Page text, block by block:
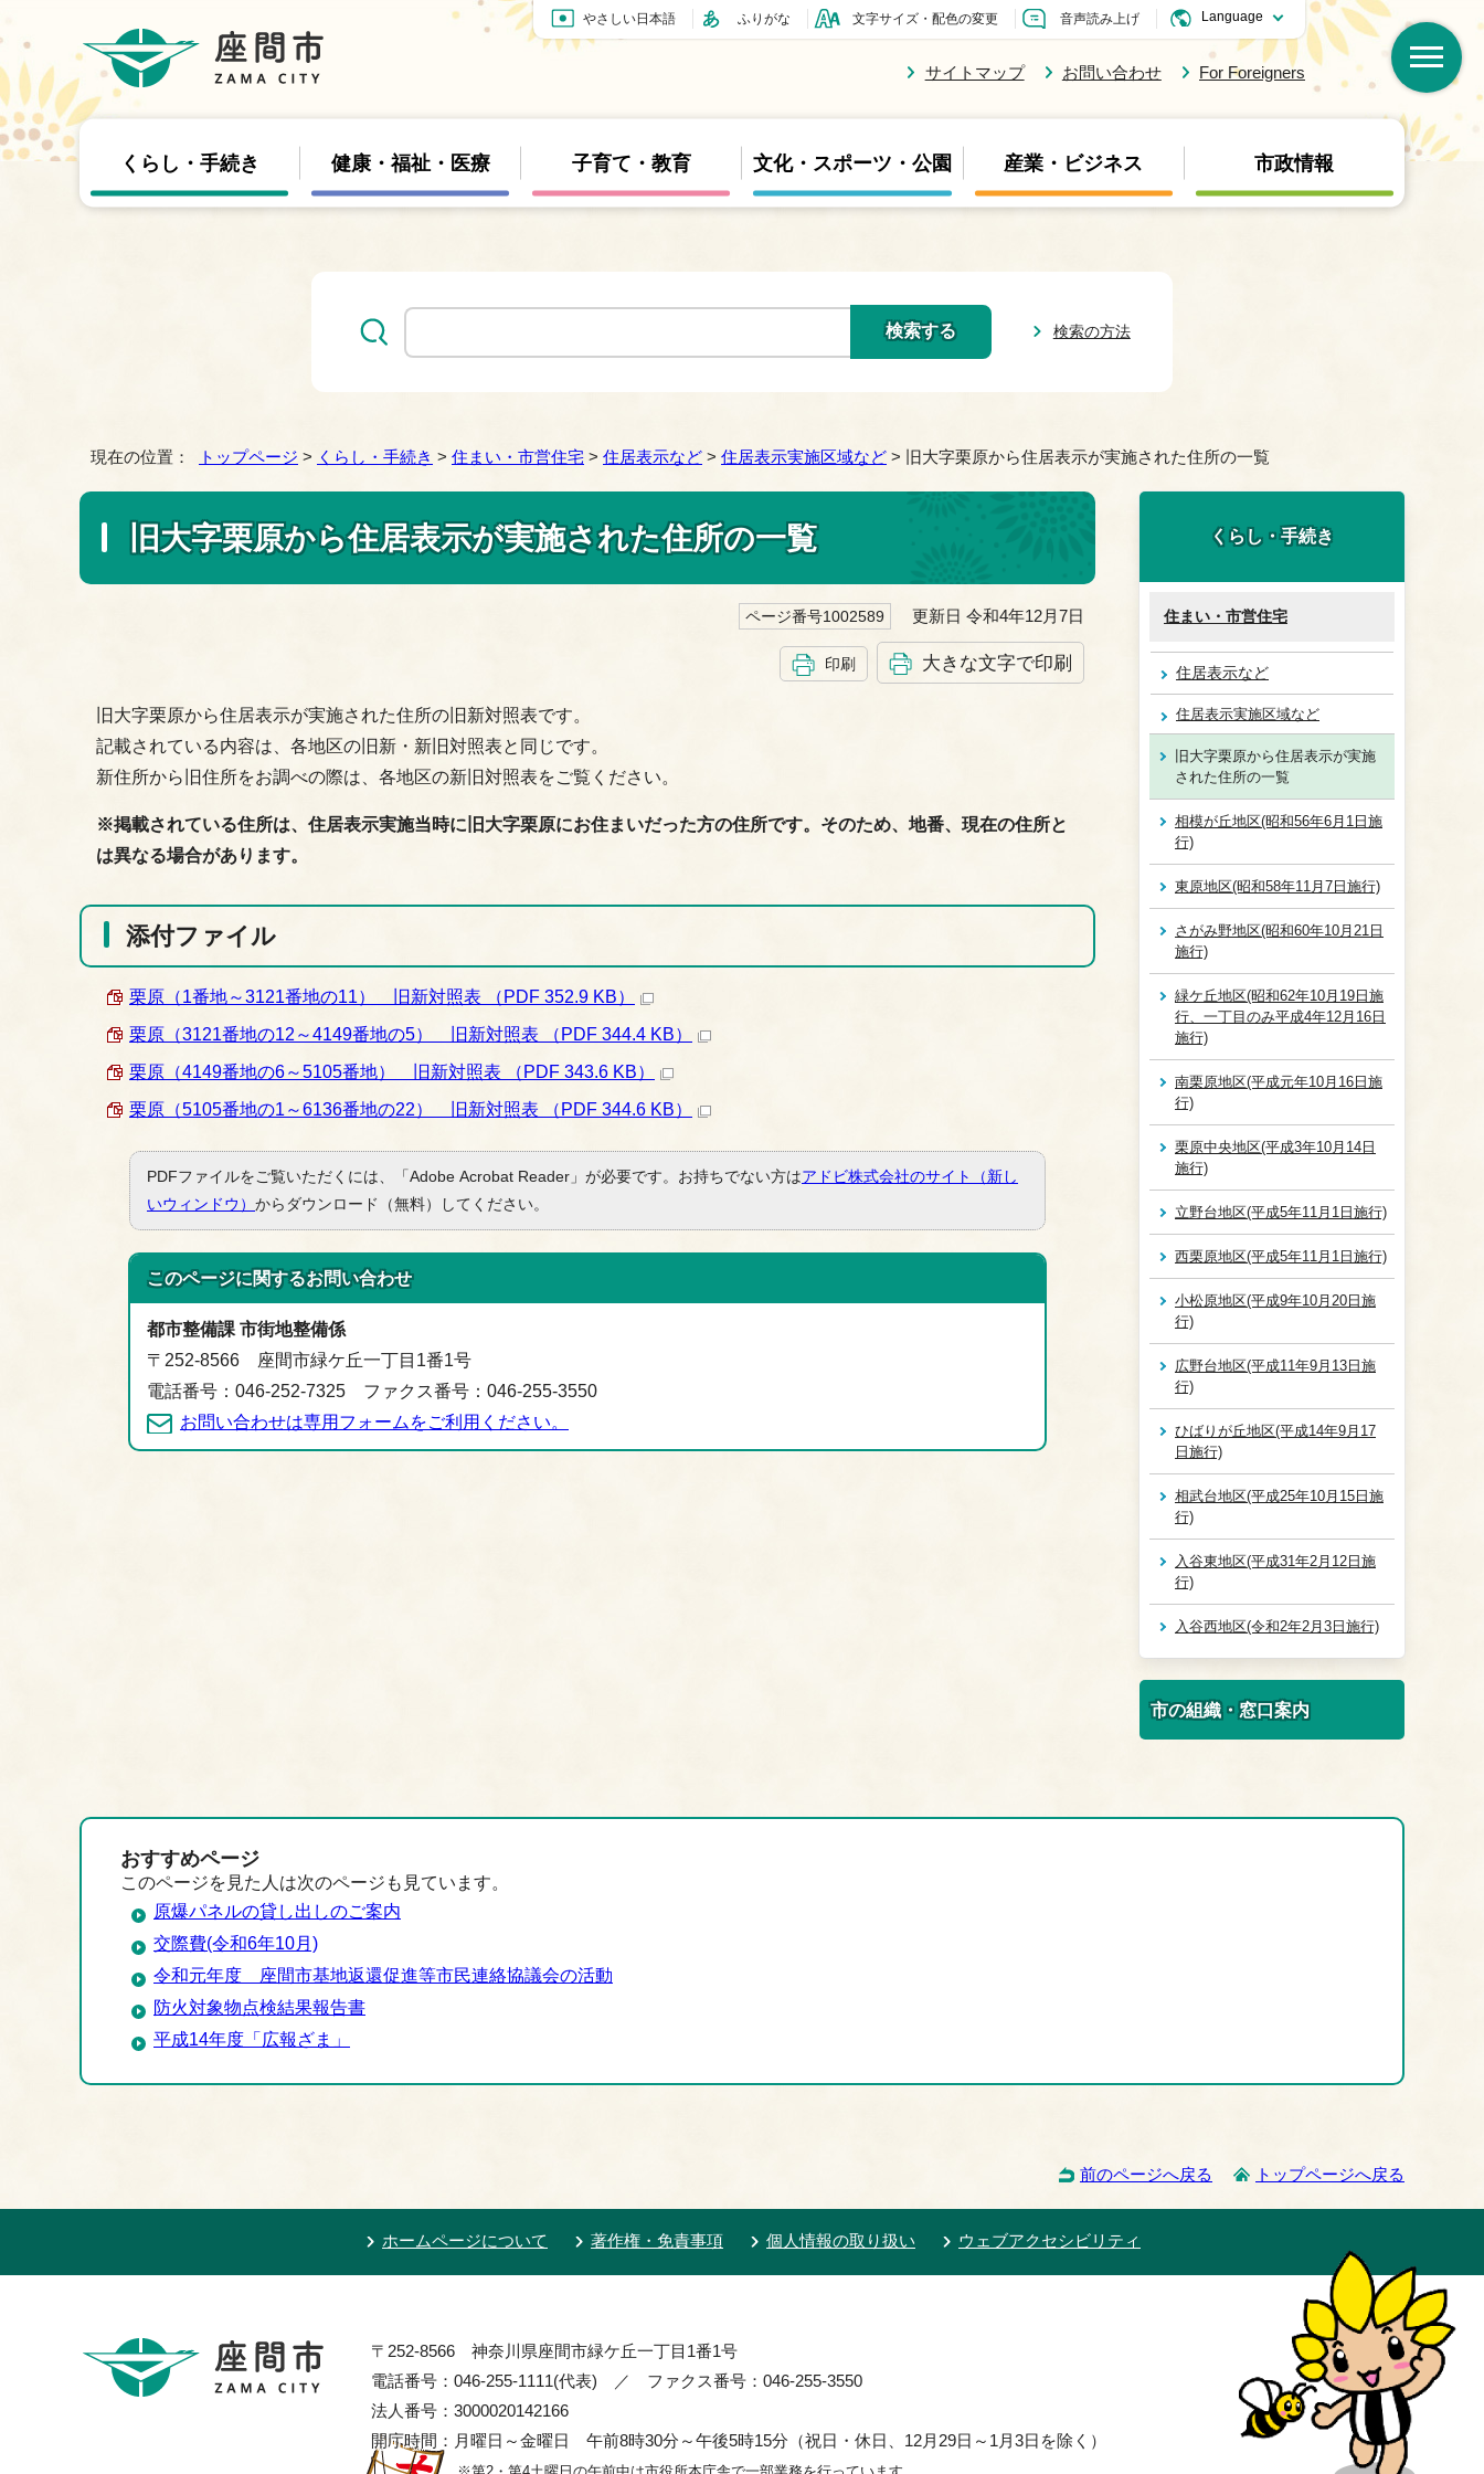
やさしい日本語 ふりがな 文字サイズ・配色の変更 音声読み上げ
サイトマップ お問い合わせ For Foreigners
くらし・手続き 健康・福祉・医療 子育て・教育 文化・スポーツ・公園 産業・ビジネス 市政情報
検索の方法
現在の位置： トップページ > くらし・手続き > 住まい・市営住宅 > 住居表示など > 住居表示実施区域など > 旧大字栗原から住居表示が実施された住所の一覧
旧大字栗原から住居表示が実施された住所の一覧
ページ番号1002589 更新日 令和4年12月7日
印刷 大きな文字で印刷
旧大字栗原から住居表示が実施された住所の旧新対照表です。
記載されている内容は、各地区の旧新・新旧対照表と同じです。
新住所から旧住所をお調べの際は、各地区の新旧対照表をご覧ください。
※掲載されている住所は、住居表示実施当時に旧大字栗原にお住まいだった方の住所です。そのため、地番、現在の住所と
は異なる場合があります。
添付ファイル
栗原（1番地～3121番地の11） 旧新対照表 （PDF 352.9 KB）
栗原（3121番地の12～4149番地の5） 旧新対照表 （PDF 344.4 KB）
栗原（4149番地の6～5105番地） 旧新対照表 （PDF 343.6 KB）
栗原（5105番地の1～6136番地の22） 旧新対照表 （PDF 344.6 KB）
PDFファイルをご覧いただくには、「Adobe Acrobat Reader」が必要です。お持ちでない方はアドビ株式会社のサイト（新し
いウィンドウ） からダウンロード（無料）してください。
このページに関するお問い合わせ
都市整備課 市街地整備係
〒252-8566 座間市緑ケ丘一丁目1番1号
電話番号：046-252-7325 ファクス番号：046-255-3550
お問い合わせは専用フォームをご利用ください。
くらし・手続き
住まい・市営住宅
住居表示など
住居表示実施区域など
旧大字栗原から住居表示が実施
された住所の一覧
相模が丘地区(昭和56年6月1日施
行)
東原地区(昭和58年11月7日施行)
さがみ野地区(昭和60年10月21日
施行)
緑ケ丘地区(昭和62年10月19日施
行、一丁目のみ平成4年12月16日
施行)
南栗原地区(平成元年10月16日施
行)
栗原中央地区(平成3年10月14日
施行)
立野台地区(平成5年11月1日施行)
西栗原地区(平成5年11月1日施行)
小松原地区(平成9年10月20日施
行)
広野台地区(平成11年9月13日施
行)
ひばりが丘地区(平成14年9月17
日施行)
相武台地区(平成25年10月15日施
行)
入谷東地区(平成31年2月12日施
行)
入谷西地区(令和2年2月3日施行)
市の組織・窓口案内
おすすめページ
このページを見た人は次のページも見ています。
原爆パネルの貸し出しのご案内
交際費(令和6年10月)
令和元年度 座間市基地返還促進等市民連絡協議会の活動
防火対象物点検結果報告書
平成14年度「広報ざま」
前のページへ戻る トップページへ戻る
ホームページについて 著作権・免責事項 個人情報の取り扱い ウェブアクセシビリティ
〒252-8566 神奈川県座間市緑ケ丘一丁目1番1号
電話番号：046-255-1111(代表) ／ ファクス番号：046-255-3550
法人番号：3000020142166
開庁時間：月曜日～金曜日 午前8時30分～午後5時15分（祝日・休日、12月29日～1月3日を除く）